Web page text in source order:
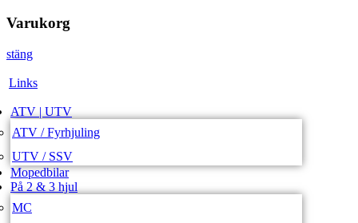
Varukorg
stäng
Links
ATV | UTV
ATV / Fyrhjuling
UTV / SSV
Mopedbilar
På 2 & 3 hjul
MC